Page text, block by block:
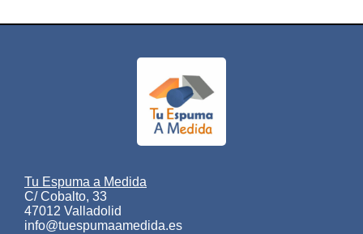
Tu Espuma a Medida
C/ Cobalto, 33
47012 Valladolid
info@tuespumaamedida.es